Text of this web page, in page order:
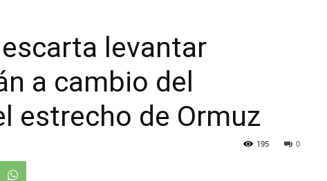
levantar
a cambio del
estrecho de Ormuz
0
195